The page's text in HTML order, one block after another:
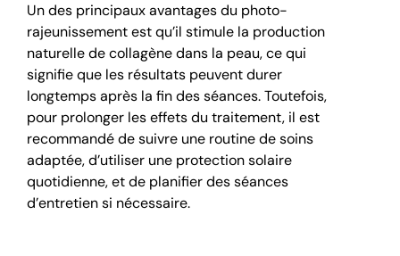
Un des principaux avantages du photo-
rajeunissement est qu’il stimule la production
naturelle de collagène dans la peau, ce qui
signifie que les résultats peuvent durer
longtemps après la fin des séances. Toutefois,
pour prolonger les effets du traitement, il est
recommandé de suivre une routine de soins
adaptée, d’utiliser une protection solaire
quotidienne, et de planifier des séances
d’entretien si nécessaire.